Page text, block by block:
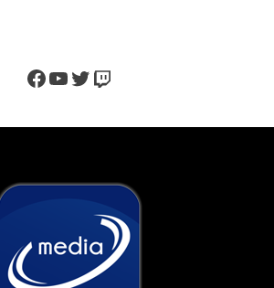
Facebook
YouTube
Twitter
Twitch